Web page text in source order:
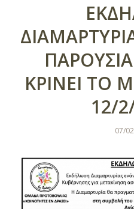
ΚΡΙΝΕΙ ΤΟ
12/
07/